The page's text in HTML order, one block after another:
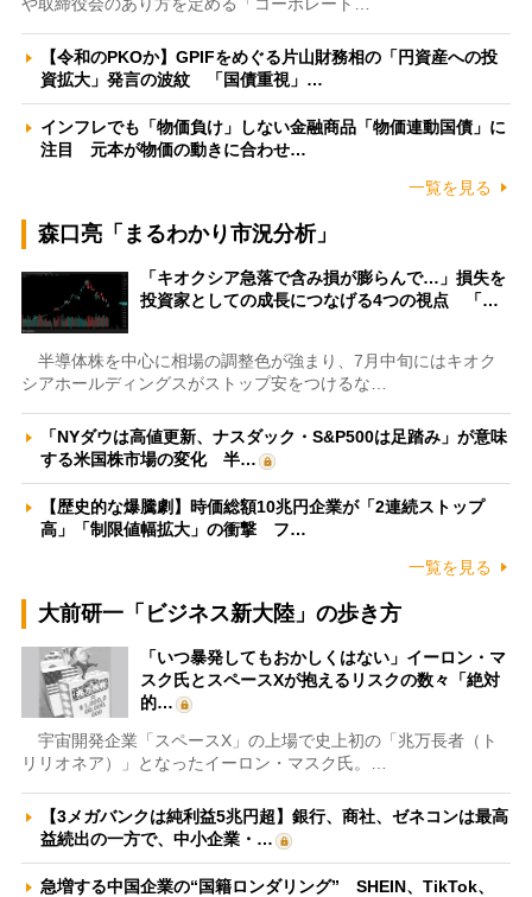
【令和のPKOか】GPIFをめぐる片山財務相の「円資産への投
資拡大」発言の波紋 「国債重視」…
インフレでも「物価負け」しない金融商品「物価連動国債」に
注目 元本が物価の動きに合わせ…
一覧を見る
森口亮「まるわかり市況分析」
「キオクシア急落で含み損が膨らんで…」損失を
投資家としての成長につなげる4つの視点 「…
半導体株を中心に相場の調整色が強まり、7月中旬にはキオク
シアホールディングスがストップ安をつけるな…
「NYダウは高値更新、ナスダック・S&P500は足踏み」が意味
する米国株市場の変化 半…
【歴史的な爆騰劇】時価総額10兆円企業が「2連続ストップ
高」「制限値幅拡大」の衝撃 フ…
一覧を見る
大前研一「ビジネス新大陸」の歩き方
「いつ暴発してもおかしくはない」イーロン・マ
スク氏とスペースXが抱えるリスクの数々「絶対
的…
宇宙開発企業「スペースX」の上場で史上初の「兆万長者（ト
リリオネア）」となったイーロン・マスク氏。…
【3メガバンクは純利益5兆円超】銀行、商社、ゼネコンは最高
益続出の一方で、中小企業・…
急増する中国企業の“国籍ロンダリング” SHEIN、TikTok、